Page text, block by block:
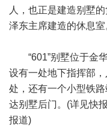
人，也正是建造别墅
泽东主席建造的休息室
“601”别墅位于金华
设有一处地下指挥部
处，还有一个小型铁
达别墅后门。(详见快
报道)